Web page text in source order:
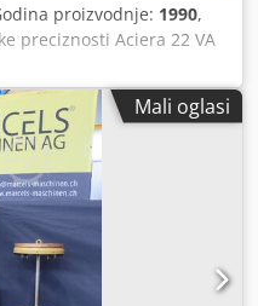
proizvodnje: 1990,
preciznosti Aciera 22 VA
cca 1990. Stol 600 x
brzine o/min 4
560 275-1800 55 -3600
za bušenje 120 mm
izmjene Automatsko
u čvrstom materijalu 25
do 30 mm Podešavanje
lampa Neki snimci koji se
x 130 x 185 cm Težina
promjenama Dwodpfx
Mali oglasi